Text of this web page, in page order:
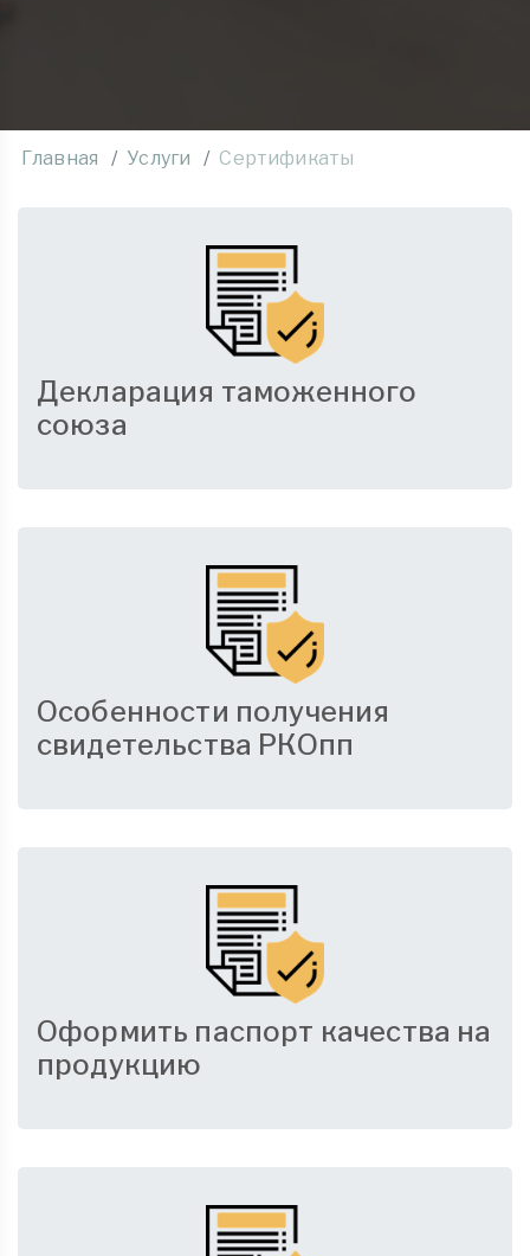
Главная Услуги Сертификаты
Декларация таможенного
союза
Особенности получения
свидетельства РКОпп
Оформить паспорт качества на
продукцию